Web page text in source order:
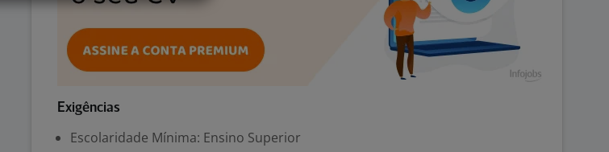
Exigências
Escolaridade Mínima: Ensino Superior